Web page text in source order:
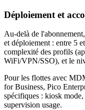
Déploiement et
Au-delà de
et déploiement : entre 5
complexité des profils
WiFi/VPN/SSO), et le
Pour les flottes avec
for Business, Pico
spécifiques : kiosk
supervision usage.